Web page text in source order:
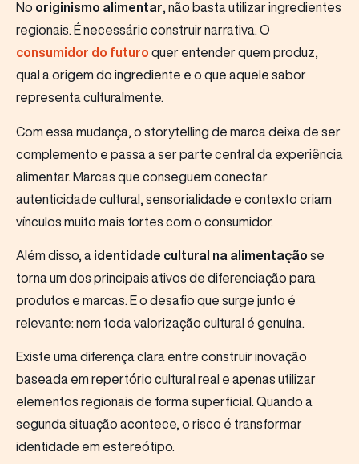
No originismo alimentar, não basta utilizar ingredientes
regionais. É necessário construir narrativa. O
consumidor do futuro quer entender quem produz,
qual a origem do ingrediente e o que aquele sabor
representa culturalmente.
Com essa mudança, o storytelling de marca deixa de ser
complemento e passa a ser parte central da experiência
alimentar. Marcas que conseguem conectar
autenticidade cultural, sensorialidade e contexto criam
vínculos muito mais fortes com o consumidor.
Além disso, a identidade cultural na alimentação se
torna um dos principais ativos de diferenciação para
produtos e marcas. E o desafio que surge junto é
relevante: nem toda valorização cultural é genuína.
Existe uma diferença clara entre construir inovação
baseada em repertório cultural real e apenas utilizar
elementos regionais de forma superficial. Quando a
segunda situação acontece, o risco é transformar
identidade em estereótipo.